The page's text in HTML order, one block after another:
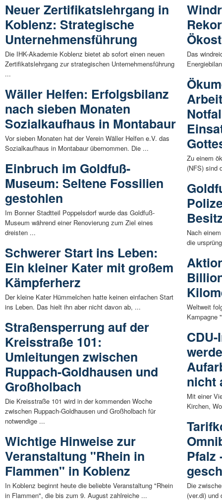
Neuer Zertifikatslehrgang in
Koblenz: Strategische
Unternehmensführung
Die IHK-Akademie Koblenz bietet ab sofort einen neuen
Zertifikatslehrgang zur strategischen Unternehmensführung
...
Wäller Helfen: Erfolgsbilanz
nach sieben Monaten
Sozialkaufhaus in Montabaur
Vor sieben Monaten hat der Verein Wäller Helfen e.V. das
Sozialkaufhaus in Montabaur übernommen. Die ...
Einbruch im Goldfuß-
Museum: Seltene Fossilien
gestohlen
Im Bonner Stadtteil Poppelsdorf wurde das Goldfuß-
Museum während einer Renovierung zum Ziel eines
dreisten ...
Schwerer Start ins Leben:
Ein kleiner Kater mit großem
Kämpferherz
Der kleine Kater Hümmelchen hatte keinen einfachen Start
ins Leben. Das hielt ihn aber nicht davon ab, ...
Straßensperrung auf der
Kreisstraße 101:
Umleitungen zwischen
Ruppach-Goldhausen und
Großholbach
Die Kreisstraße 101 wird in der kommenden Woche
zwischen Ruppach-Goldhausen und Großholbach für
notwendige ...
Wichtige Hinweise zur
Veranstaltung "Rhein in
Flammen" in Koblenz
In Koblenz beginnt heute die beliebte Veranstaltung "Rhein
in Flammen", die bis zum 9. August zahlreiche ...
Das
Zu einem
(NFS) sind
Nach
die
Weltweit
Kampagne
nicht
Mit einer
Kirchen,
Pfalz
Die
(ver.di) und